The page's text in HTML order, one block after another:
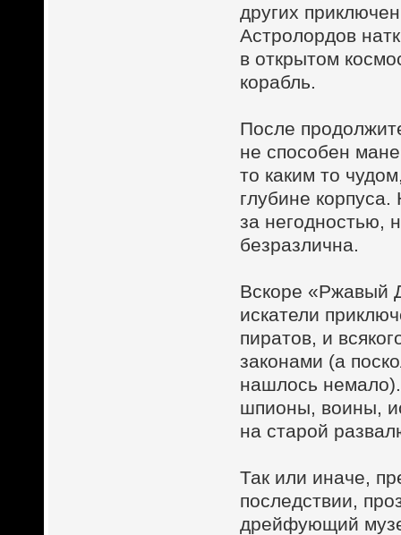
других
Астролордов
в открытом
корабль.
После
не способен
то каким то
глубине
за негодностью,
безразлична.
Вскоре «Ржавый
искатели
пиратов, и
законами (а
нашлось
шпионы, воины,
на старой
Так или иначе,
последствии,
дрейфующий